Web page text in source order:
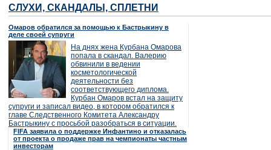
СЛУХИ, СКАНДАЛЫ, СПЛЕТНИ
Омаров обратился за помощью к Бастрыкину в
деле своей супруги
На днях жена Курбана Омарова
попала в скандал. Валерию
обвинили в ведении
косметологической
деятельности без
соответствующего диплома.
Курбан Омаров встал на защиту
супруги и записал видео, в котором обратился к
главе Следственного Комитета Александру
Бастрыкину с просьбой разобраться в ситуации.
FIFA заявила о поддержке Инфантино и отказалась
от проекта о продаже прав на чемпионаты частным
инвесторам